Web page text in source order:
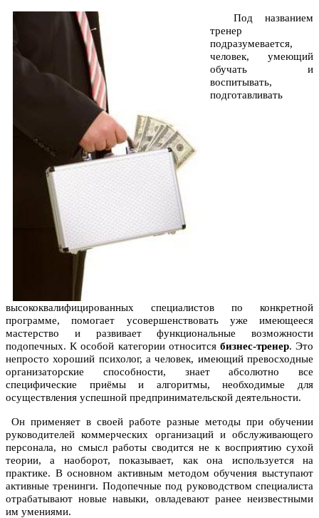
Под названием
тренер
подразумевается,
человек, умеющий
обучать и
воспитывать,
подготавливать
высококвалифицированных специалистов по конкретной
программе, помогает усовершенствовать уже имеющееся
мастерство и развивает функциональные возможности
подопечных. К особой категории относится бизнес-тренер. Это
непросто хороший психолог, а человек, имеющий превосходные
организаторские способности, знает абсолютно все
специфические приёмы и алгоритмы, необходимые для
осуществления успешной предпринимательской деятельности.
Он применяет в своей работе разные методы при обучении
руководителей коммерческих организаций и обслуживающего
персонала, но смысл работы сводится не к восприятию сухой
теории, а наоборот, показывает, как она используется на
практике. В основном активным методом обучения выступают
активные тренинги. Подопечные под руководством специалиста
отрабатывают новые навыки, овладевают ранее неизвестными
им умениями.